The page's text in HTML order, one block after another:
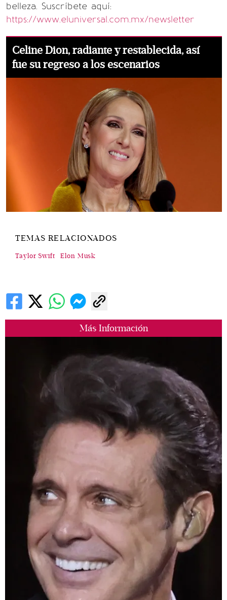
Más Información
belleza. Suscríbete aquí:
https://www.eluniversal.com.mx/newsletter
Celine Dion, radiante y restablecida, así
fue su regreso a los escenarios
TEMAS RELACIONADOS
Taylor Swift Elon Musk